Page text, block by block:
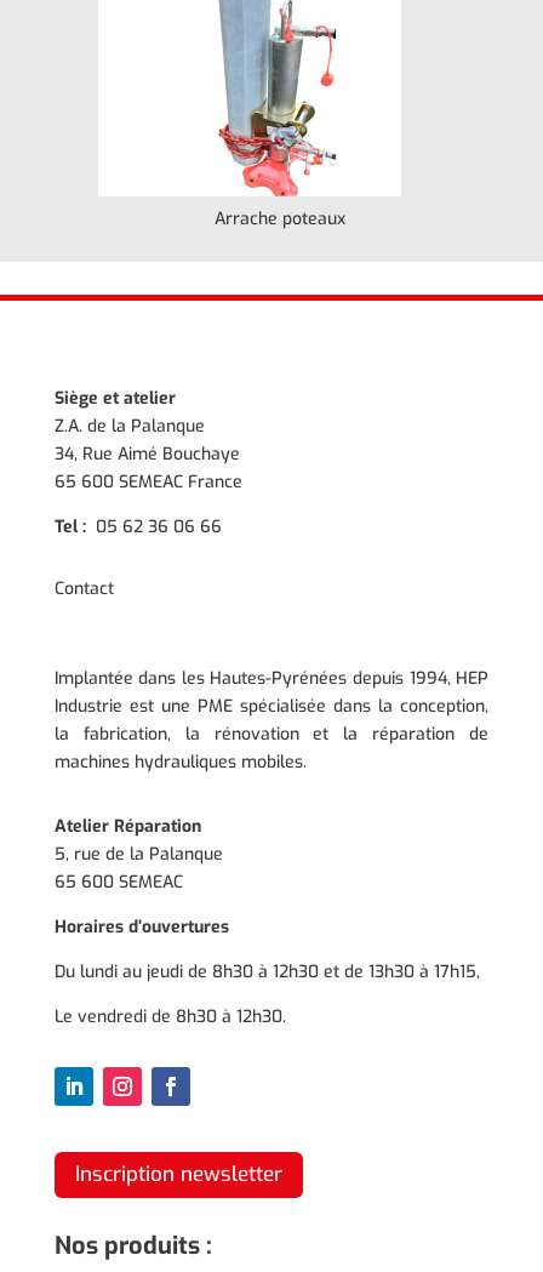
Arrache poteaux
Siège et atelier
Z.A. de la Palanque
34, Rue Aimé Bouchaye
65 600 SEMEAC France
Tel : 05 62 36 06 66
Contact
Implantée dans les Hautes-Pyrénées depuis 1994, HEP
Industrie est une PME spécialisée dans la conception,
la fabrication, la rénovation et la réparation de
machines hydrauliques mobiles.
Atelier Réparation
5, rue de la Palanque
65 600 SEMEAC
Horaires d’ouvertures
Du lundi au jeudi de 8h30 à 12h30 et de 13h30 à 17h15,
Le vendredi de 8h30 à 12h30.
Inscription newsletter
Nos produits :